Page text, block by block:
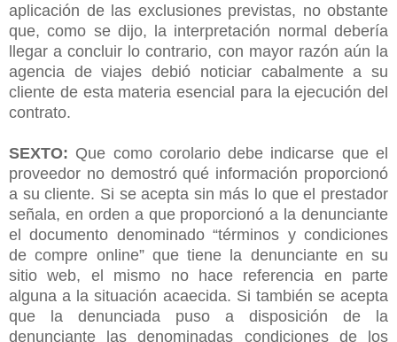
aplicación de las exclusiones previstas, no obstante
que, como se dijo, la interpretación normal debería
llegar a concluir lo contrario, con mayor razón aún la
agencia de viajes debió noticiar cabalmente a su
cliente de esta materia esencial para la ejecución del
contrato.
SEXTO: Que como corolario debe indicarse que el
proveedor no demostró qué información proporcionó
a su cliente. Si se acepta sin más lo que el prestador
señala, en orden a que proporcionó a la denunciante
el documento denominado “términos y condiciones
de compre online” que tiene la denunciante en su
sitio web, el mismo no hace referencia en parte
alguna a la situación acaecida. Si también se acepta
que la denunciada puso a disposición de la
denunciante las denominadas condiciones de los